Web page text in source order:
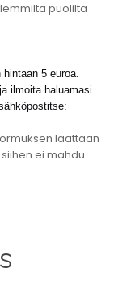
puolilta
5 euroa.
ilmoita haluamasi
laattaan
ei mahdu.